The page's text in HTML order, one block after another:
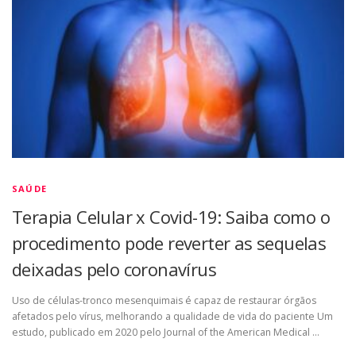
SAÚDE
Terapia Celular x Covid-19: Saiba como o
procedimento pode reverter as sequelas
deixadas pelo coronavírus
Uso de células-tronco mesenquimais é capaz de restaurar órgãos
afetados pelo vírus, melhorando a qualidade de vida do paciente Um
estudo, publicado em 2020 pelo Journal of the American Medical …